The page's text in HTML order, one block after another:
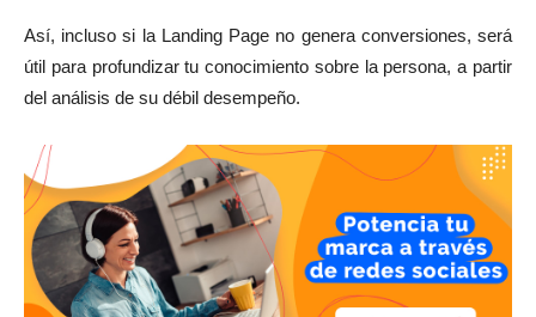
Así, incluso si la Landing Page no genera conversiones, será
útil para profundizar tu conocimiento sobre la persona, a partir
del análisis de su débil desempeño.